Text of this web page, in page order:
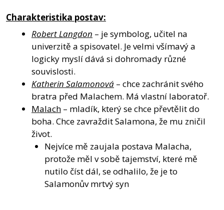
Charakteristika postav:
Robert Langdon – je symbolog, učitel na
univerzitě a spisovatel. Je velmi všímavý a
logicky myslí dává si dohromady různé
souvislosti.
Katherin Salamonová – chce zachránit svého
bratra před Malachem. Má vlastní laboratoř.
Malach – mladík, který se chce převtělit do
boha. Chce zavraždit Salamona, že mu zničil
život.
Nejvíce mě zaujala postava Malacha,
protože měl v sobě tajemství, které mě
nutilo číst dál, se odhalilo, že je to
Salamonův mrtvý syn